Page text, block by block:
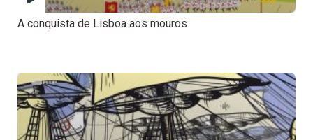
A conquista de Lisboa aos mouros